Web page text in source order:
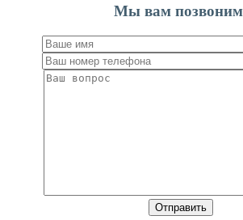
Дезинфекция частный дом
Дезинфекция юридических лиц
Мы вам